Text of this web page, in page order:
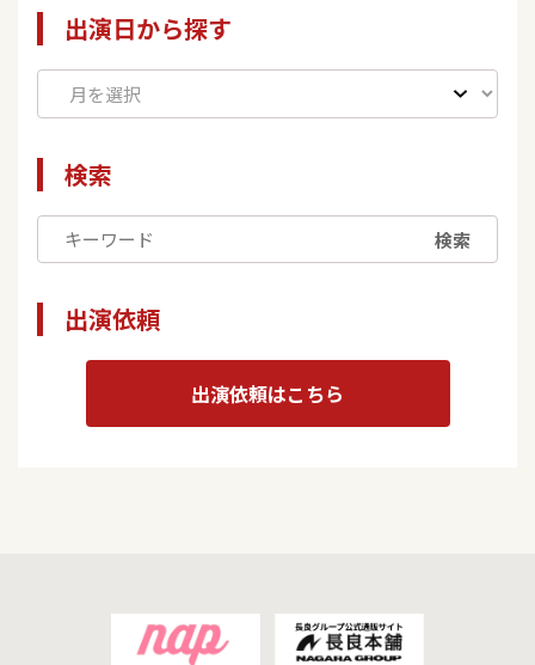
出演日から探す
検索
検索
出演依頼
出演依頼はこちら